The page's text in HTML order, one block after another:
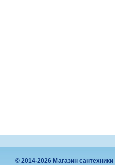
© 2014-2026 Магазин сантехники